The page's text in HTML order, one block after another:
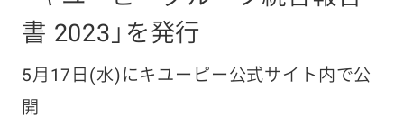
書 2023」を発行
5月17日(水)にキユーピー公式サイト内で公
開